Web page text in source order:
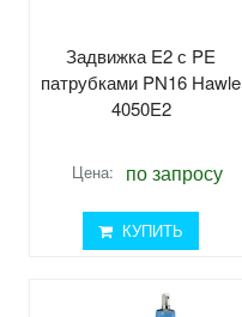
Задвижка E2 с PE
патрубками PN16 Hawle
4050E2
Цена: по запросу
КУПИТЬ